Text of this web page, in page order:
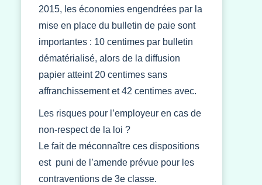
2015, les économies engendrées par la
mise en place du bulletin de paie sont
importantes : 10 centimes par bulletin
dématérialisé, alors de la diffusion
papier atteint 20 centimes sans
affranchissement et 42 centimes avec.
Les risques pour l’employeur en cas de
non-respect de la loi ?
Le fait de méconnaître ces dispositions
est puni de l’amende prévue pour les
contraventions de 3e classe.